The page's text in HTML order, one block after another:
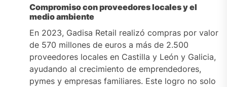
Compromiso con proveedores locales y el
medio ambiente
En 2023, Gadisa Retail realizó compras por valor
de 570 millones de euros a más de 2.500
proveedores locales en Castilla y León y Galicia,
ayudando al crecimiento de emprendedores,
pymes y empresas familiares. Este logro no solo